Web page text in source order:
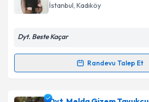
İstanbul, Kadıköy
Dyt. Beste Kaçar
Randevu Talep Et
Randevu Takvimi Talebi
Uzm. Dyt. Beste Kaçariçin randevu